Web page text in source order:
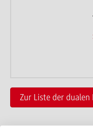
Zur Liste der dualen